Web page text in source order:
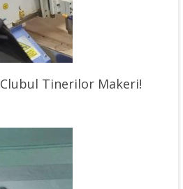
Tinerilor Makeri!